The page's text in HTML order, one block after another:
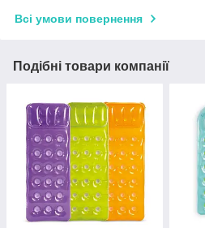
Всі умови повернення
Подібні товари компанії